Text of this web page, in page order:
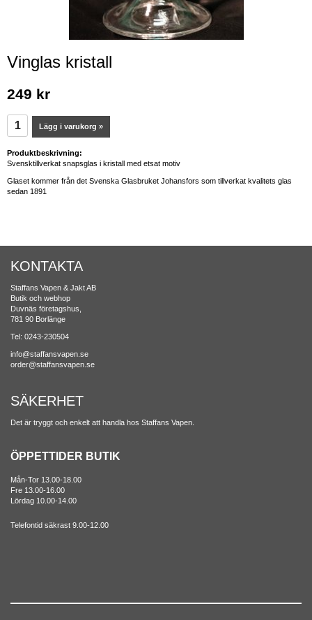
Vinglas kristall
249 kr
Lägg i varukorg »
Produktbeskrivning:
Svensktillverkat snapsglas i kristall med etsat motiv
Glaset kommer från det Svenska Glasbruket Johansfors som tillverkat kvalitets glas
sedan 1891
KONTAKTA
Staffans Vapen & Jakt AB
Butik och webhop
Duvnäs företagshus,
781 90 Borlänge
Tel: 0243-230504
info@staffansvapen.se
order@staffansvapen.se
SÄKERHET
Det är tryggt och enkelt att handla hos Staffans Vapen.
ÖPPETTIDER BUTIK
Mån-Tor 13.00-18.00
Fre 13.00-16.00
Lördag 10.00-14.00
Telefontid säkrast 9.00-12.00